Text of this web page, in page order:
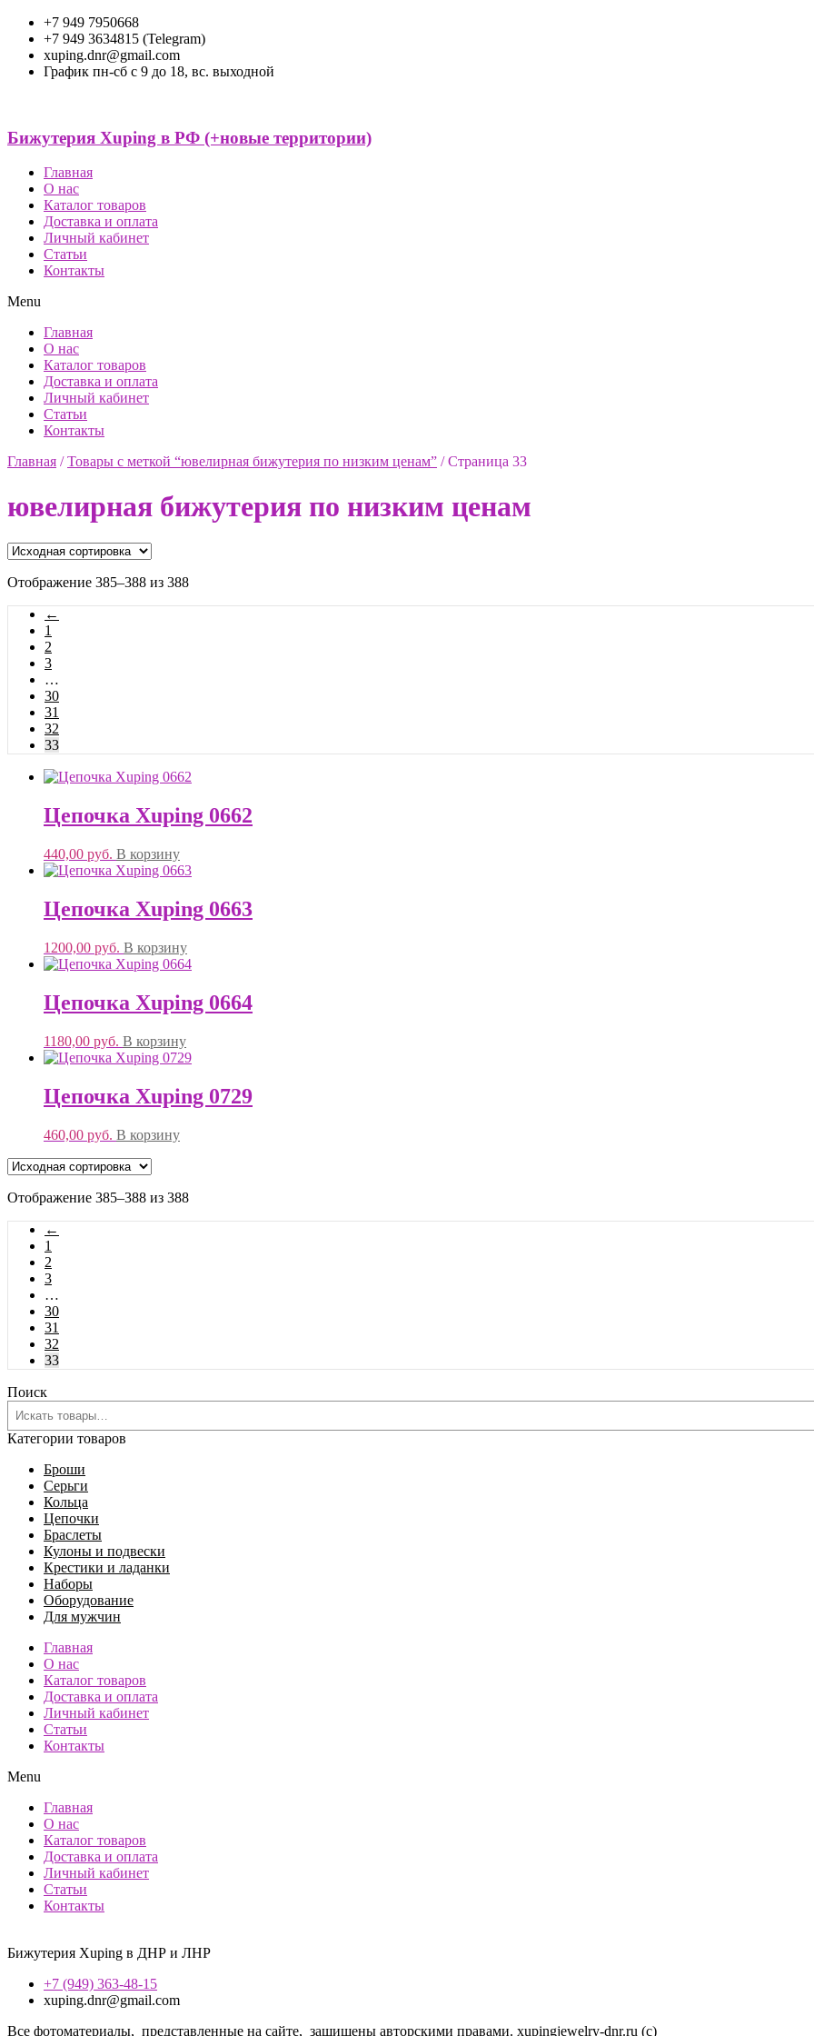
+7 949 7950668
+7 949 3634815 (Telegram)
xuping.dnr@gmail.com
График пн-сб с 9 до 18, вс. выходной
Бижутерия Xuping в РФ (+новые территории)
Главная
О нас
Каталог товаров
Доставка и оплата
Личный кабинет
Статьи
Контакты
Menu
Главная
О нас
Каталог товаров
Доставка и оплата
Личный кабинет
Статьи
Контакты
Главная /Товары с меткой “ювелирная бижутерия по низким ценам” /Страница 33
ювелирная бижутерия по низким ценам
Отображение 385–388 из 388
←
1
2
3
…
30
31
32
33
Цепочка Xuping 0662
440,00 руб. В корзину
Цепочка Xuping 0663
1200,00 руб. В корзину
Цепочка Xuping 0664
1180,00 руб. В корзину
Цепочка Xuping 0729
460,00 руб. В корзину
Отображение 385–388 из 388
←
1
2
3
…
30
31
32
33
Поиск
Категории товаров
Броши
Серьги
Кольца
Цепочки
Браслеты
Кулоны и подвески
Крестики и ладанки
Наборы
Оборудование
Для мужчин
Главная
О нас
Каталог товаров
Доставка и оплата
Личный кабинет
Статьи
Контакты
Menu
Главная
О нас
Каталог товаров
Доставка и оплата
Личный кабинет
Статьи
Контакты
Бижутерия Xuping в ДНР и ЛНР
+7 (949) 363-48-15
xuping.dnr@gmail.com
Все фотоматериалы, представленные на сайте, защищены авторскими правами. xupingjewelry-dnr.ru (с)